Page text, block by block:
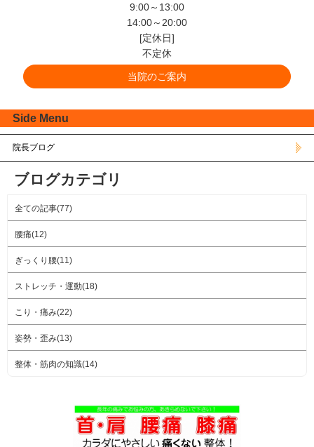
9:00～13:00
14:00～20:00
[定休日]
不定休
当院のご案内
Side Menu
院長ブログ
ブログカテゴリ
全ての記事(77)
腰痛(12)
ぎっくり腰(11)
ストレッチ・運動(18)
こり・痛み(22)
姿勢・歪み(13)
整体・筋肉の知識(14)